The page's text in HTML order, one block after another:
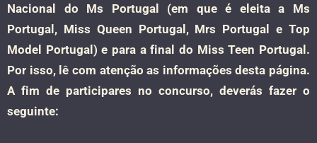
Nacional do Ms Portugal (em que é eleita a Ms
Portugal, Miss Queen Portugal, Mrs Portugal e Top
Model Portugal) e para a final do Miss Teen Portugal.
Por isso, lê com atenção as informações desta página.
A fim de participares no concurso, deverás fazer o
seguinte: